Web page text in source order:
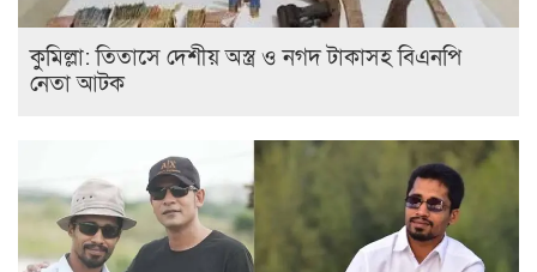
কুমিল্লা: তিতাসে দেশীয় অস্ত্র ও নগদ টাকাসহ বিএনপি
নেতা আটক